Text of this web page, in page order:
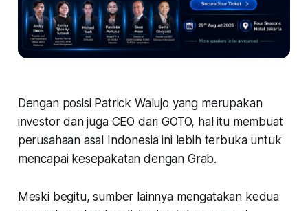
Dengan posisi Patrick Walujo yang merupakan
investor dan juga CEO dari GOTO, hal itu membuat
perusahaan asal Indonesia ini lebih terbuka untuk
mencapai kesepakatan dengan Grab.
Meski begitu, sumber lainnya mengatakan kedua